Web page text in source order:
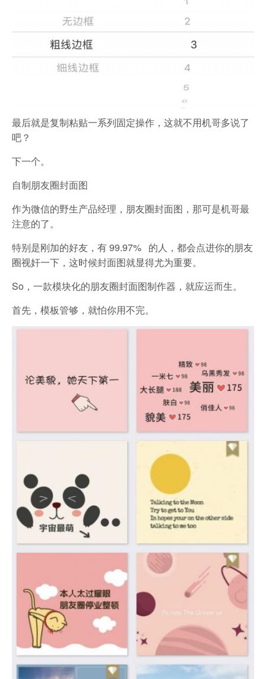
最后就是复制粘贴一系列固定操作，这就不用机哥多说了
吧？
下一个。
自制朋友圈封面图
作为微信的野生产品经理，朋友圈封面图，那可是机哥最
注意的了。
特别是刚加的好友，有 99.97% 的人，都会点进你的朋友
圈视奸一下，这时候封面图就显得尤为重要。
So，一款模块化的朋友圈封面图制作器，就应运而生。
首先，模板管够，就怕你用不完。